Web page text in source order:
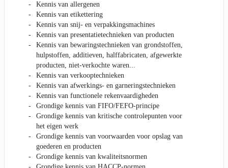
Kennis van allergenen
Kennis van etikettering
Kennis van snij- en verpakkingsmachines
Kennis van presentatietechnieken van producten
Kennis van bewaringstechnieken van grondstoffen,
hulpstoffen, additieven, halffabricaten, afgewerkte
producten, niet-verkochte waren...
Kennis van verkooptechnieken
Kennis van afwerkings- en garneringstechnieken
Kennis van functionele rekenvaardigheden
Grondige kennis van FIFO/FEFO-principe
Grondige kennis van kritische controlepunten voor
het eigen werk
Grondige kennis van voorwaarden voor opslag van
goederen en producten
Grondige kennis van kwaliteitsnormen